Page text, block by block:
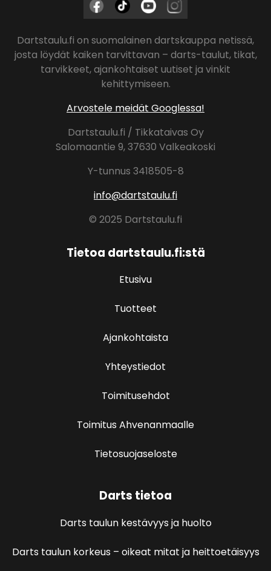
Dartstaulu.fi on suomalainen dartskauppa netissä,
josta löydät kaiken tarvittavan – darts-taulut, tikat,
tarvikkeet, ajankohtaiset uutiset ja vinkit
kehittymiseen.
Arvostele meidät Googlessa!
Dartstaulu.fi / Tikkataivas Oy
Salomaantie 9, 37630 Valkeakoski
Y-tunnus 3418505-8
info@dartstaulu.fi
© 2025 Dartstaulu.fi
Tietoa dartstaulu.fi:stä
Etusivu
Tuotteet
Ajankohtaista
Yhteystiedot
Toimitusehdot
Toimitus Ahvenanmaalle
Tietosuojaseloste
Darts tietoa
Darts taulun kestävyys ja huolto
Darts taulun korkeus – oikeat mitat ja heittoetäisyys